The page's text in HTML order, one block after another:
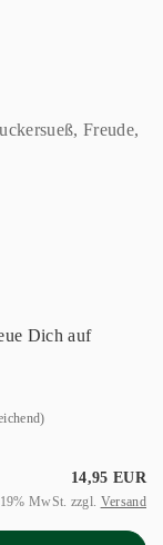
Dich auf
14,95 EUR
MwSt. zzgl. Versand